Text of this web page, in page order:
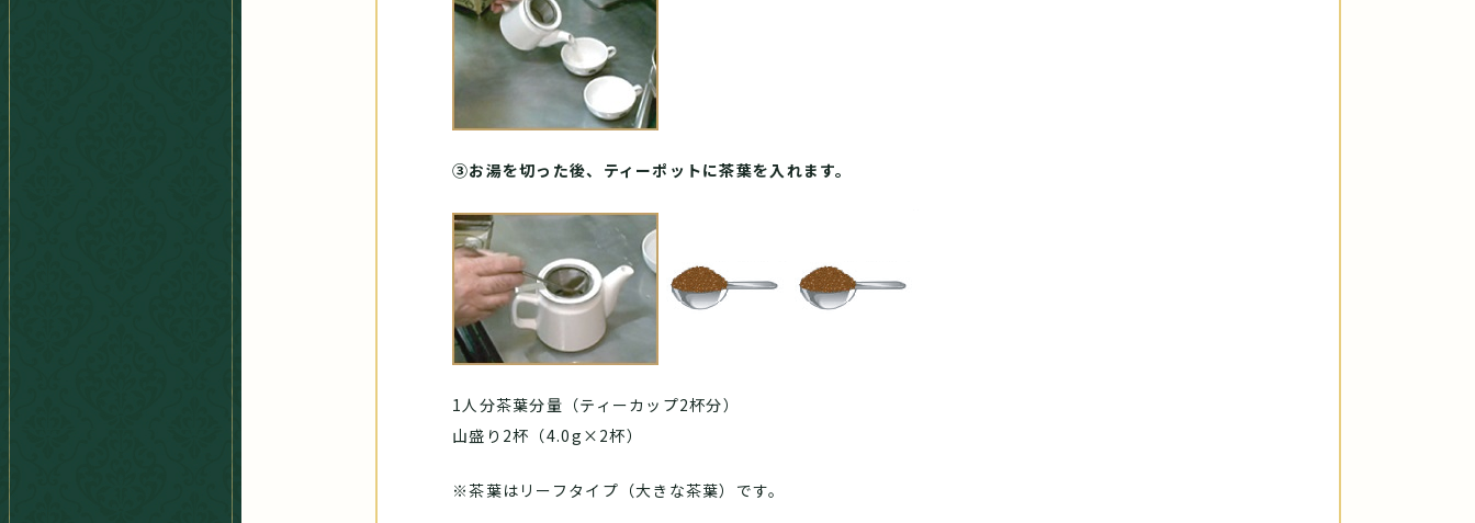
③お湯を切った後、ティーポットに茶葉を入れます。
1人分茶葉分量（ティーカップ2杯分）
山盛り2杯（4.0g×2杯）
※茶葉はリーフタイプ（大きな茶葉）です。